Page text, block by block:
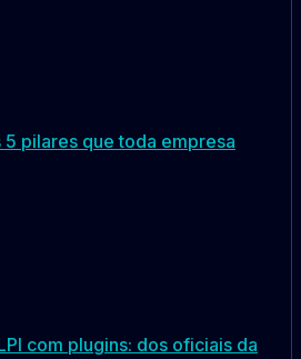
pilares que toda empresa
com plugins: dos oficiais da